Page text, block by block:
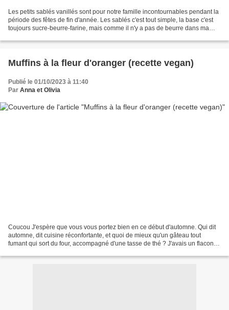
Les petits sablés vanillés sont pour notre famille incontournables pendant la
période des fêtes de fin d'année. Les sablés c'est tout simple, la base c'est
toujours sucre-beurre-farine, mais comme il n'y a pas de beurre dans ma
Muffins à la fleur d'oranger (recette vegan)
Publié le 01/10/2023 à 11:40
Par Anna et Olivia
Coucou J'espère que vous vous portez bien en ce début d'automne. Qui dit
automne, dit cuisine réconfortante, et quoi de mieux qu'un gâteau tout
fumant qui sort du four, accompagné d'une tasse de thé ? J'avais un flacon